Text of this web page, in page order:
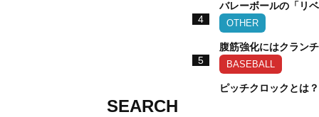
バレーボールの「リ
4
OTHER
腹筋強化にはクラン
5
BASEBALL
ピッチクロックとは
SEARCH